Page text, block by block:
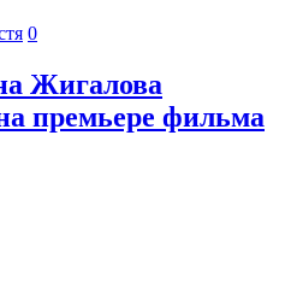
0
Жигалова
премьере фильма